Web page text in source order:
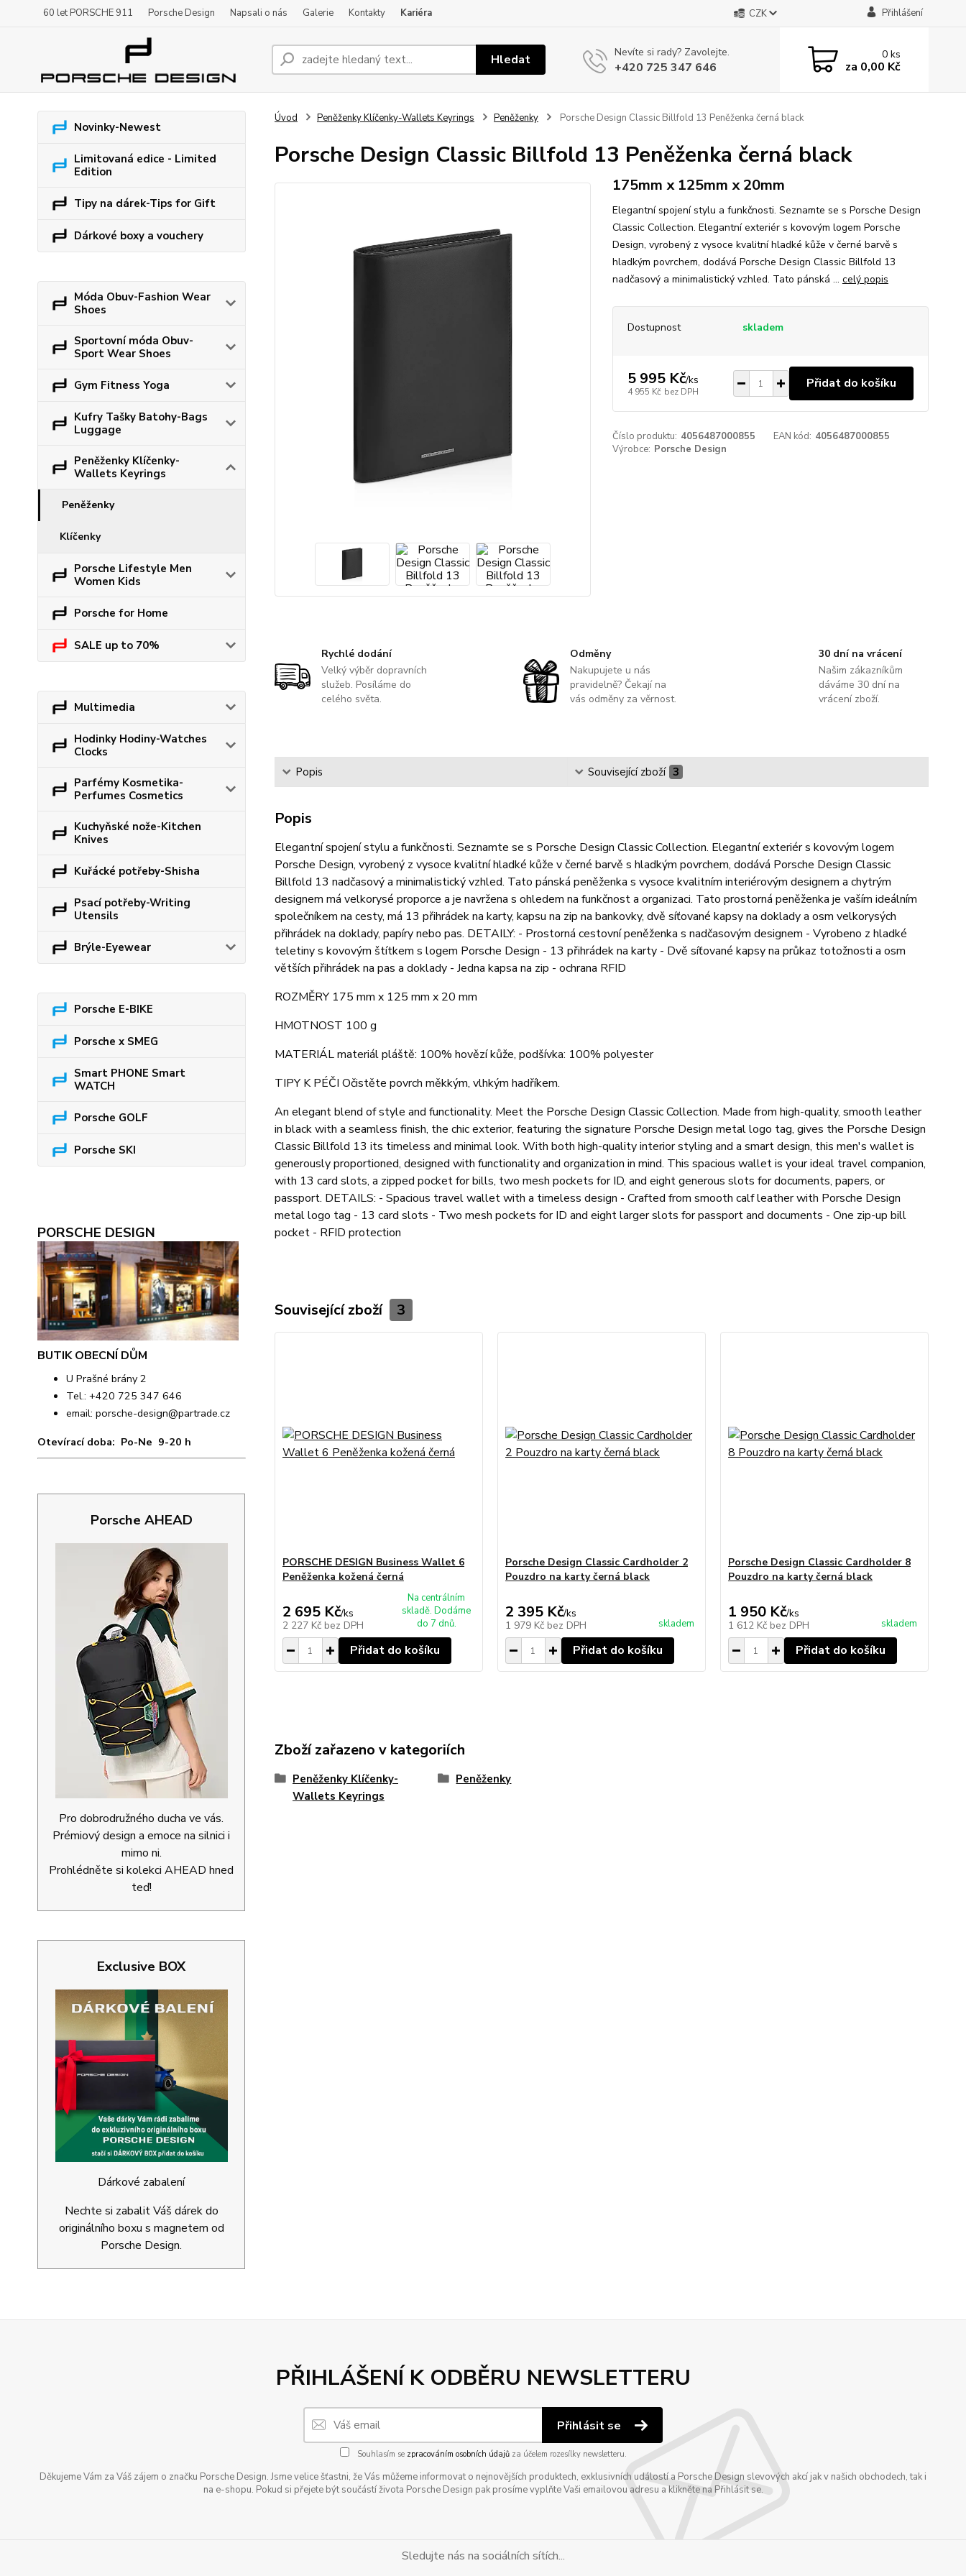
60 let PORSCHE 911 Porsche Design Napsali o nás Galerie Kontakty Kariéra CZK Přihlášení
Hledat Nevíte si rady? Zavolejte.
+420 725 347 646
0ks
za 0,00 Kč
Novinky-Newest
Limitovaná edice - Limited
Edition
Tipy na dárek-Tips for Gift
Dárkové boxy a vouchery
Móda Obuv-Fashion Wear
Shoes
Sportovní móda Obuv-
Sport Wear Shoes
Gym Fitness Yoga
Kufry Tašky Batohy-Bags
Luggage
Peněženky Klíčenky-
Wallets Keyrings
Peněženky
Klíčenky
Porsche Lifestyle Men
Women Kids
Porsche for Home
SALE up to 70%
Multimedia
Hodinky Hodiny-Watches
Clocks
Parfémy Kosmetika-
Perfumes Cosmetics
Kuchyňské nože-Kitchen
Knives
Kuřácké potřeby-Shisha
Psací potřeby-Writing
Utensils
Brýle-Eyewear
Porsche E-BIKE
Porsche x SMEG
Smart PHONE Smart
WATCH
Porsche GOLF
Porsche SKI
PORSCHE DESIGN
BUTIK OBECNÍ DŮM
U Prašné brány 2
Tel.: +420 725 347 646
email: porsche-design@partrade.cz
Otevírací doba: Po-Ne 9-20 h
Porsche AHEAD
Pro dobrodružného ducha ve vás.
Prémiový design a emoce na silnici i
mimo ni.
Prohlédněte si kolekci AHEAD hned
teď!
Exclusive BOX
Dárkové zabalení
Nechte si zabalit Váš dárek do
originálního boxu s magnetem od
Porsche Design.
Úvod Peněženky Klíčenky-Wallets Keyrings Peněženky Porsche Design Classic Billfold 13 Peněženka černá black
Porsche Design Classic Billfold 13 Peněženka černá black
175mm x 125mm x 20mm
Elegantní spojení stylu a funkčnosti. Seznamte se s Porsche Design
Classic Collection. Elegantní exteriér s kovovým logem Porsche
Design, vyrobený z vysoce kvalitní hladké kůže v černé barvě s
hladkým povrchem, dodává Porsche Design Classic Billfold 13
nadčasový a minimalistický vzhled. Tato pánská ... celý popis
Dostupnost skladem
5 995 Kč/ks
4 955 Kč bez DPH
Přidat do košíku
Číslo produktu: 4056487000855 EAN kód: 4056487000855
Výrobce: Porsche Design
Rychlé dodání
Velký výběr dopravních
služeb. Posíláme do
celého světa.
Odměny
Nakupujete u nás
pravidelně? Čekají na
vás odměny za věrnost.
30 dní na vrácení
Našim zákazníkům
dáváme 30 dní na
vrácení zboží.
Popis Související zboží 3
Popis
Elegantní spojení stylu a funkčnosti. Seznamte se s Porsche Design Classic Collection. Elegantní exteriér s kovovým logem
Porsche Design, vyrobený z vysoce kvalitní hladké kůže v černé barvě s hladkým povrchem, dodává Porsche Design Classic
Billfold 13 nadčasový a minimalistický vzhled. Tato pánská peněženka s vysoce kvalitním interiérovým designem a chytrým
designem má velkorysé proporce a je navržena s ohledem na funkčnost a organizaci. Tato prostorná peněženka je vaším ideálním
společníkem na cesty, má 13 přihrádek na karty, kapsu na zip na bankovky, dvě síťované kapsy na doklady a osm velkorysých
přihrádek na doklady, papíry nebo pas. DETAILY: - Prostorná cestovní peněženka s nadčasovým designem - Vyrobeno z hladké
teletiny s kovovým štítkem s logem Porsche Design - 13 přihrádek na karty - Dvě síťované kapsy na průkaz totožnosti a osm
větších přihrádek na pas a doklady - Jedna kapsa na zip - ochrana RFID
ROZMĚRY 175 mm x 125 mm x 20 mm
HMOTNOST 100 g
MATERIÁL materiál pláště: 100% hovězí kůže, podšívka: 100% polyester
TIPY K PÉČI Očistěte povrch měkkým, vlhkým hadříkem.
An elegant blend of style and functionality. Meet the Porsche Design Classic Collection. Made from high-quality, smooth leather
in black with a seamless finish, the chic exterior, featuring the signature Porsche Design metal logo tag, gives the Porsche Design
Classic Billfold 13 its timeless and minimal look. With both high-quality interior styling and a smart design, this men's wallet is
generously proportioned, designed with functionality and organization in mind. This spacious wallet is your ideal travel companion,
with 13 card slots, a zipped pocket for bills, two mesh pockets for ID, and eight generous slots for documents, papers, or
passport. DETAILS: - Spacious travel wallet with a timeless design - Crafted from smooth calf leather with Porsche Design
metal logo tag - 13 card slots - Two mesh pockets for ID and eight larger slots for passport and documents - One zip-up bill
pocket - RFID protection
Související zboží 3
PORSCHE DESIGN Business Wallet 6
Peněženka kožená černá
2 695 Kč/ks
2 227 Kč bez DPH
Na centrálním
skladě. Dodáme
do 7 dnů.
Přidat do košíku
Porsche Design Classic Cardholder 2
Pouzdro na karty černá black
2 395 Kč/ks
1 979 Kč bez DPH skladem
Přidat do košíku
Porsche Design Classic Cardholder 8
Pouzdro na karty černá black
1 950 Kč/ks
1 612 Kč bez DPH skladem
Přidat do košíku
Zboží zařazeno v kategoriích
Peněženky Klíčenky-
Wallets Keyrings
Peněženky
PŘIHLÁŠENÍ K ODBĚRU NEWSLETTERU
Přihlásit se
Souhlasím se zpracováním osobních údajůza účelem rozesílky newsletteru.
Děkujeme Vám za Váš zájem o značku Porsche Design. Jsme velice šťastni, že Vás můžeme informovat o nejnovějších produktech, exklusivních událostí a Porsche Design slevových akcí jak v našich obchodech, tak i
na e-shopu. Pokud si přejete být součástí života Porsche Design pak prosíme vyplňte Vaši emailovou adresu a klikněte na Přihlásit se.
Sledujte nás na sociálních sítích...